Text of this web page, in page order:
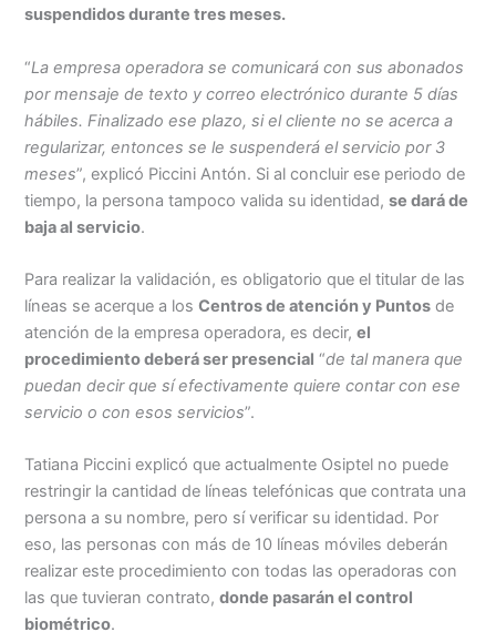
suspendidos durante tres meses.
“La empresa operadora se comunicará con sus abonados
por mensaje de texto y correo electrónico durante 5 días
hábiles. Finalizado ese plazo, si el cliente no se acerca a
regularizar, entonces se le suspenderá el servicio por 3
meses”, explicó Piccini Antón. Si al concluir ese periodo de
tiempo, la persona tampoco valida su identidad,se dará de
baja al servicio.
Para realizar la validación, es obligatorio que el titular de las
líneas se acerque a losCentros de atención y Puntos de
atención de la empresa operadora, es decir,el
procedimiento deberá ser presencial “de tal manera que
puedan decir que sí efectivamente quiere contar con ese
servicio o con esos servicios”.
Tatiana Piccini explicó que actualmente Osiptel no puede
restringir la cantidad de líneas telefónicas que contrata una
persona a su nombre, pero sí verificar su identidad. Por
eso, las personas con más de 10 líneas móviles deberán
realizar este procedimiento con todas las operadoras con
las que tuvieran contrato,donde pasarán el control
biométrico.